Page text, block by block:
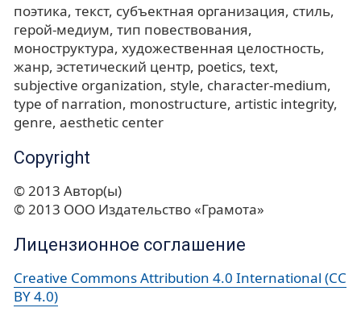
поэтика текст субъектная организация стиль
герой-медиум тип повествования
моноструктура художественная целостность
жанр эстетический центр poetics text
subjective organization style character-medium
type of narration monostructure artistic integrity
genre aesthetic center
Copyright
© 2013 Автор(ы)
© 2013 ООО Издательство «Грамота»
Лицензионное соглашение
Creative Commons Attribution 4.0 International (CC
BY 4.0)